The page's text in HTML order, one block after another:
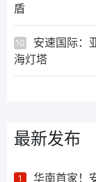
盾
10
安速国际：
海灯塔
最新发布
1 华南首家！